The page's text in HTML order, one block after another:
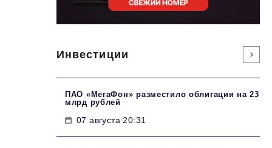
Инвестиции
ПАО «МегаФон» разместило облигации на 23
млрд рублей
07 августа 20:31